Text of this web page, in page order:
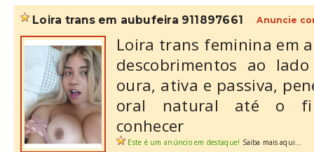
loira trans em aubufeira 911897661 Anuncie
Loira trans feminina em
descobrimentos ao
oura, ativa e passiva,
oral natural até o
conhecer
Este é um anúncio em destaque! Saiba mais aqui...